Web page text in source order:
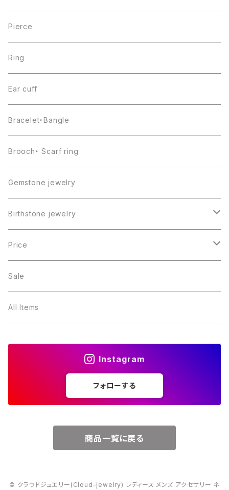
Pierce
Ring
Ear cuff
Bracelet・Bangle
Brooch・ Scarf ring
Gemstone jewelry
Birthstone jewelry
１月・ガーネット
２月・アメジスト
３月・アクアマリン
Price
～5000円
～10000円
Sale
All Items
Instagram
フォローする
商品一覧に戻る
© クラウドジュエリー(Cloud-jewelry) レディース メンズ アクセサリー ネ